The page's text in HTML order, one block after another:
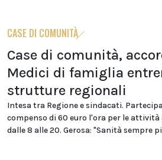
CASE DI COMUNITÀ
Case di comunità,
Medici di famiglia
strutture regionali
Intesa tra Regione e sindacati.
compenso di 60 euro l'ora per le
dalle 8 alle 20. Gerosa: "Sanità sempre